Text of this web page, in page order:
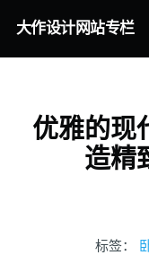
大作设计网站专栏
优雅的现
造精
标签：